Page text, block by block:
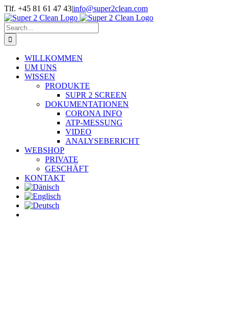
Skip
to
content
Tlf. +45 81 61 47 43|info@super2clean.com
Search
for:
WILLKOMMEN
UM UNS
WISSEN
PRODUKTE
SUPR 2 SCREEN
DOKUMENTATIONEN
CORONA INFO
ATP-MESSUNG
VIDEO
ANALYSEBERICHT
WEBSHOP
PRIVATE
GESCHÄFT
KONTAKT